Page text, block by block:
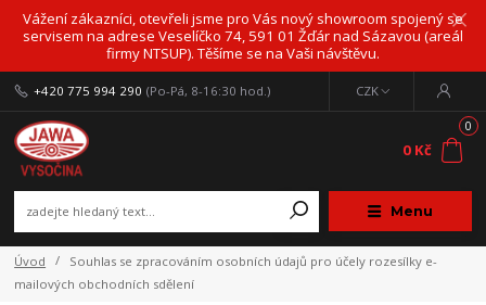
Vážení zákazníci, otevřeli jsme pro Vás nový showroom spojený se
servisem na adrese Veselíčko 74, 591 01 Žďár nad Sázavou (areál
firmy NTSUP). Těšíme se na Vaši návštěvu.
Menu
CZK
+420 775 994 290 (Po-Pá, 8-16:30 hod.)
0
0 Kč
Úvod
Souhlas se zpracováním osobních údajů pro účely rozesílky e-
mailových obchodních sdělení